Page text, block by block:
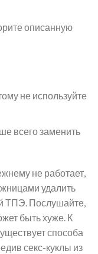
описанную
не используйте
всего заменить
не работает,
удалить
ТПЭ. Послушайте,
быть хуже. К
способа
секс-куклы из